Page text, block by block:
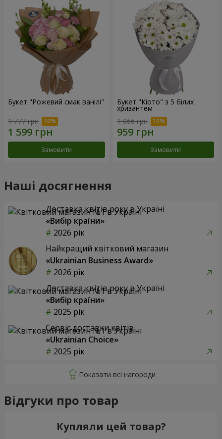
Букет "Рожевий смак ванілі"
1 777 грн
Замовити
Букет "Кіото" з 5 білих
хризантем
1 066 грн
Замовити
Наші досягнення
Доставка квітів року в Україні
«Вибір країни»
2026 рік
Найкращий квітковий магазин
«Ukrainian Business Award»
2026 рік
Доставка квітів року в Україні
«Вибір країни»
2025 рік
Сервіс доставки квітів
«Ukrainian Choice»
2025 рік
Відгуки про товар
Купляли цей товар?